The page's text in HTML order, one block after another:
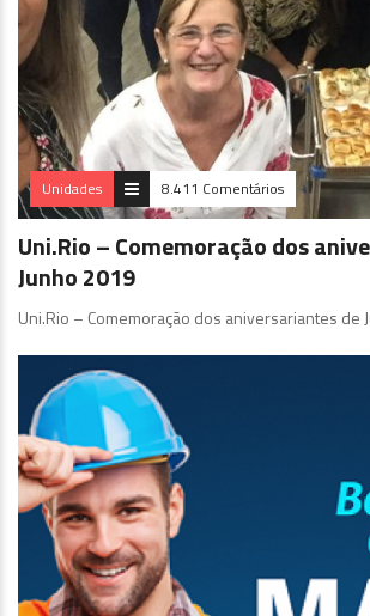
Unidades 8.411 Comentários
Uni.Rio – Comemoração dos
Junho 2019
Uni.Rio – Comemoração dos aniversariantes de